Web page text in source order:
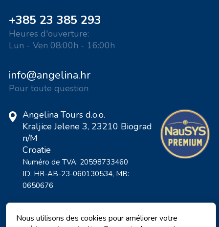
+385 23 385 293
Heures d'ouverture:
Lun - Ven 08:00h - 16:00h
info@angelina.hr
Pour toute question
Angelina Tours d.o.o.
Kraljice Jelene 3, 23210 Biograd
n/M
Croatie
Numéro de TVA: 20598733460
ID: HR-AB-23-060130534, MB:
0650676
Nous utilisons des cookies pour améliorer votre